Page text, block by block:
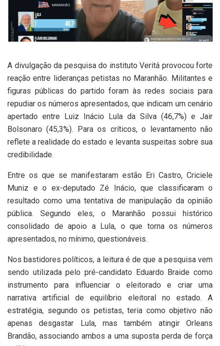
A divulgação da pesquisa do instituto Veritá provocou forte
reação entre lideranças petistas no Maranhão. Militantes e
figuras públicas do partido foram às redes sociais para
repudiar os números apresentados, que indicam um cenário
apertado entre Luiz Inácio Lula da Silva (46,7%) e Jair
Bolsonaro (45,3%). Para os críticos, o levantamento não
reflete a realidade do estado e levanta suspeitas sobre sua
credibilidade.
Entre os que se manifestaram estão Eri Castro, Criciele
Muniz e o ex-deputado Zé Inácio, que classificaram o
resultado como uma tentativa de manipulação da opinião
pública. Segundo eles, o Maranhão possui histórico
consolidado de apoio a Lula, o que torna os números
apresentados, no mínimo, questionáveis.
Nos bastidores políticos, a leitura é de que a pesquisa vem
sendo utilizada pelo pré-candidato Eduardo Braide como
instrumento para influenciar o eleitorado e criar uma
narrativa artificial de equilíbrio eleitoral no estado. A
estratégia, segundo os petistas, teria como objetivo não
apenas desgastar Lula, mas também atingir Orleans
Brandão, associando ambos a uma suposta perda de força